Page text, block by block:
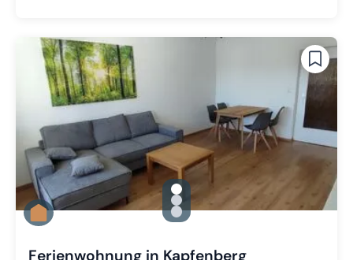
gallery.slide_selector
Zu Slide 1 wechseln
Zu Slide 2 wechseln
Zu Slide 3 wechseln
Ferienwohnung in Kapfenberg